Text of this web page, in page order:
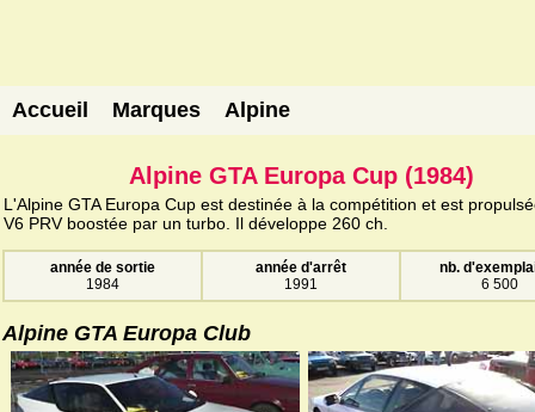
Accueil Marques Alpine
Alpine GTA Europa Cup (1984)
L'Alpine GTA Europa Cup est destinée à la compétition et est
V6 PRV boostée par un turbo. Il développe 260 ch.
année de sortie
1984
année d'arrêt
1991
nb.
6 500
Alpine GTA Europa Club